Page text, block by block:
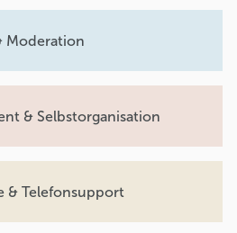
Moderation
& Selbstorganisation
& Telefonsupport